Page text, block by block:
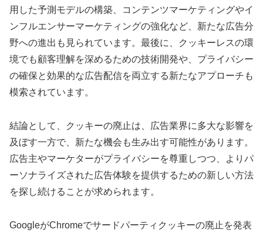
用した予測モデルの構築、コンテンツマーケティングやイ
ンフルエンサーマーケティングの強化など、新たな広告分
野への進出も見られています。最後に、クッキーレスの環
境でも顧客理解を深めるための技術開発や、プライバシー
の確保と効果的な広告配信を両立する新たなアプローチも
模索されています。
結論として、クッキーの廃止は、広告業界に多大な影響を
及ぼす一方で、新たな機会も生み出す可能性があります。
広告主やマーケターがプライバシーを尊重しつつ、よりパ
ーソナライズされた広告体験を提供するための新しい方法
を探し続けることが求められます。
GoogleがChromeでサードパーティクッキーの廃止を発表